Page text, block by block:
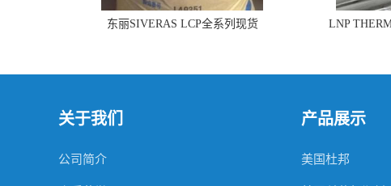
东丽SIVERAS LCP全系列现货 LNP
关于我们
公司简介
产品展示
美国杜邦